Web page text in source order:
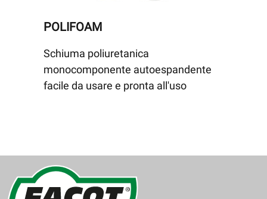
POLIFOAM
Schiuma poliuretanica
monocomponente autoespandente
facile da usare e pronta all'uso